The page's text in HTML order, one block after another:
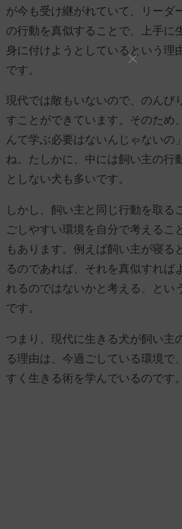
が今も受け継がれていて、リーダ
の行動を真似することで、上手に
身に付けようとしているという理
です。
現代では敵もいないので、のんび
すことができています。そのため
んて学ぶ必要はないんじゃないの
ね。たしかに、中には飼い主の行
としない犬も多いです。
しかし、飼い主と同じ行動を取る
ごしやすい環境を自分で考えるこ
もあります。例えば飼い主が寝る
るのであれば、それを真似すれば
れるのではないかと考える、とい
です。
つまり、現代に生きる犬が飼い主
る理由は、今過ごしている環境で
すく生きる術を学んでいるのです。